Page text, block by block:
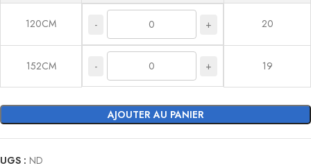
120CM - + 20
152CM - + 19
AJOUTER AU PANIER
UGS : ND